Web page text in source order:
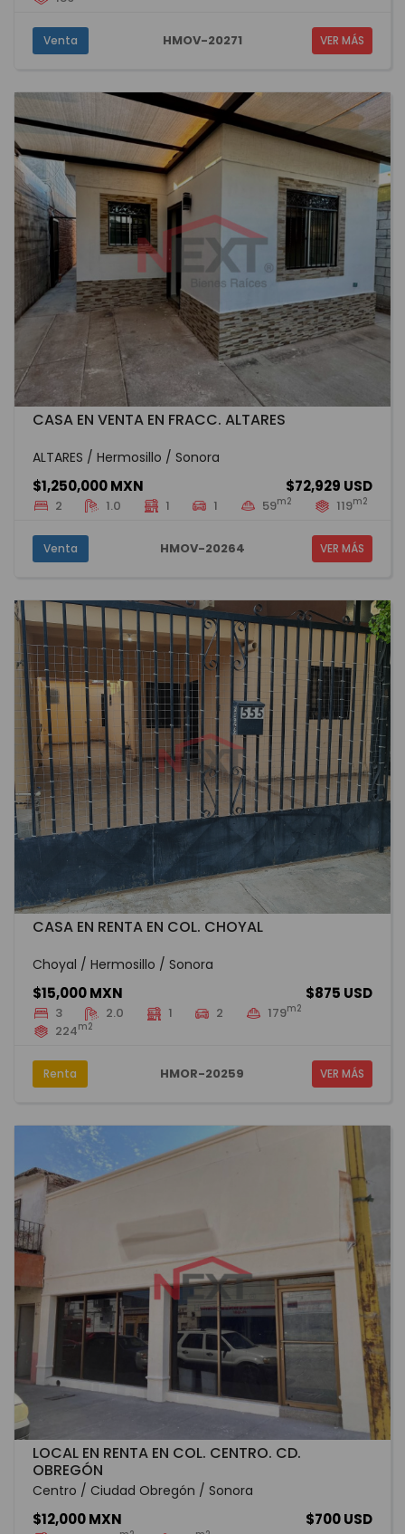
Venta HMOV-20271 VER MÁS
CASA EN VENTA EN FRACC. ALTARES
ALTARES / Hermosillo / Sonora
$1,250,000 MXN $72,929 USD
2 1.0 1 1 59m2 119m2
Venta HMOV-20264 VER MÁS
CASA EN RENTA EN COL. CHOYAL
Choyal / Hermosillo / Sonora
$15,000 MXN $875 USD
3 2.0 1 2 179m2
224m2
Renta HMOR-20259 VER MÁS
LOCAL EN RENTA EN COL. CENTRO. CD.
OBREGÓN
Centro / Ciudad Obregón / Sonora
$12,000 MXN $700 USD